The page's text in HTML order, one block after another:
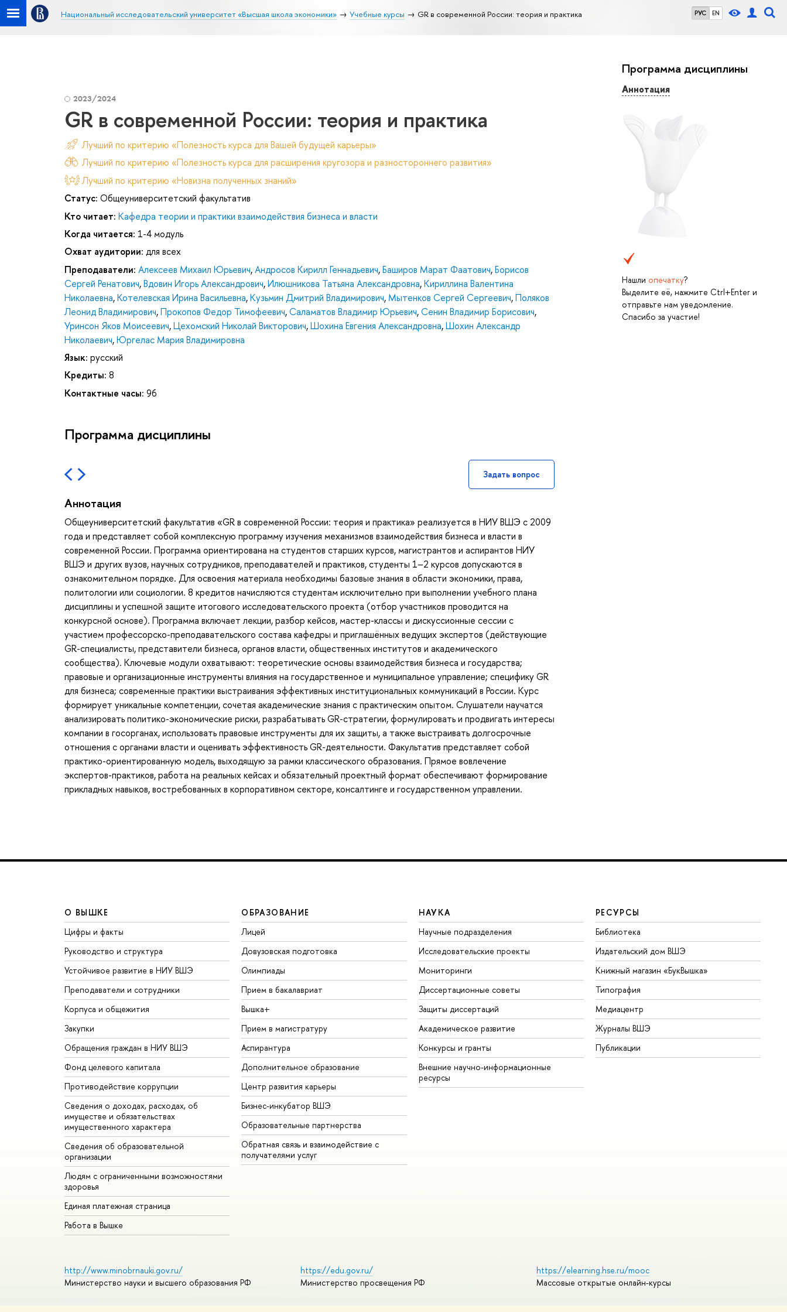
РУС EN
Национальный исследовательский университет «Высшая школа экономики» Учебные курсы GR в современной России: теория и практика
Программа дисциплины
Аннотация
Нашли опечатку?
Выделите её, нажмите Ctrl+Enter и
отправьте нам уведомление.
Спасибо за участие!
2023/2024
GR в современной России: теория и практика
Лучший по критерию «Полезность курса для Вашей будущей карьеры»
Лучший по критерию «Полезность курса для расширения кругозора и разностороннего развития»
Лучший по критерию «Новизна полученных знаний»
Статус: Общеуниверситетский факультатив
Кто читает: Кафедра теории и практики взаимодействия бизнеса и власти
Когда читается: 1-4 модуль
Охват аудитории: для всех
Преподаватели: Алексеев Михаил Юрьевич,Андросов Кирилл Геннадьевич,Баширов Марат Фаатович,Борисов
Сергей Ренатович,Вдовин Игорь Александрович,Илюшникова Татьяна Александровна,Кириллина Валентина
Николаевна,Котелевская Ирина Васильевна,Кузьмин Дмитрий Владимирович, Мытенков Сергей Сергеевич,Поляков
Леонид Владимирович,Прокопов Федор Тимофеевич,Саламатов Владимир Юрьевич,Сенин Владимир Борисович,
Уринсон Яков Моисеевич,Цехомский Николай Викторович,Шохина Евгения Александровна,Шохин Александр
Николаевич,Юргелас Мария Владимировна
Язык: русский
Кредиты: 8
Контактные часы: 96
Программа дисциплины
Задать вопрос
Аннотация
Общеуниверситетский факультатив «GR в современной России: теория и практика» реализуется в НИУ ВШЭ с 2009
года и представляет собой комплексную программу изучения механизмов взаимодействия бизнеса и власти в
современной России. Программа ориентирована на студентов старших курсов, магистрантов и аспирантов НИУ
ВШЭ и других вузов, научных сотрудников, преподавателей и практиков, студенты 1–2 курсов допускаются в
ознакомительном порядке. Для освоения материала необходимы базовые знания в области экономики, права,
политологии или социологии. 8 кредитов начисляются студентам исключительно при выполнении учебного плана
дисциплины и успешной защите итогового исследовательского проекта (отбор участников проводится на
конкурсной основе). Программа включает лекции, разбор кейсов, мастер-классы и дискуссионные сессии с
участием профессорско-преподавательского состава кафедры и приглашённых ведущих экспертов (действующие
GR-специалисты, представители бизнеса, органов власти, общественных институтов и академического
сообщества). Ключевые модули охватывают: теоретические основы взаимодействия бизнеса и государства;
правовые и организационные инструменты влияния на государственное и муниципальное управление; специфику GR
для бизнеса; современные практики выстраивания эффективных институциональных коммуникаций в России. Курс
формирует уникальные компетенции, сочетая академические знания с практическим опытом. Слушатели научатся
анализировать политико-экономические риски, разрабатывать GR-стратегии, формулировать и продвигать интересы
компании в госорганах, использовать правовые инструменты для их защиты, а также выстраивать долгосрочные
отношения с органами власти и оценивать эффективность GR-деятельности. Факультатив представляет собой
практико-ориентированную модель, выходящую за рамки классического образования. Прямое вовлечение
экспертов-практиков, работа на реальных кейсах и обязательный проектный формат обеспечивают формирование
прикладных навыков, востребованных в корпоративном секторе, консалтинге и государственном управлении.
О ВЫШКЕ
Цифры и факты
Руководство и структура
Устойчивое развитие в НИУ ВШЭ
Преподаватели и сотрудники
Корпуса и общежития
Закупки
Обращения граждан в НИУ ВШЭ
Фонд целевого капитала
Противодействие коррупции
Сведения о доходах, расходах, об
имуществе и обязательствах
имущественного характера
Сведения об образовательной
организации
Людям с ограниченными возможностями
здоровья
Единая платежная страница
Работа в Вышке
ОБРАЗОВАНИЕ
Лицей
Довузовская подготовка
Олимпиады
Прием в бакалавриат
Вышка+
Прием в магистратуру
Аспирантура
Дополнительное образование
Центр развития карьеры
Бизнес-инкубатор ВШЭ
Образовательные партнерства
Обратная связь и взаимодействие с
получателями услуг
НАУКА
Научные подразделения
Исследовательские проекты
Мониторинги
Диссертационные советы
Защиты диссертаций
Академическое развитие
Конкурсы и гранты
Внешние научно-информационные
ресурсы
РЕСУРСЫ
Библиотека
Издательский дом ВШЭ
Книжный магазин «БукВышка»
Типография
Медиацентр
Журналы ВШЭ
Публикации
http://www.minobrnauki.gov.ru/
Министерство науки и высшего образования РФ
https://edu.gov.ru/
Министерство просвещения РФ
https://elearning.hse.ru/mooc
Массовые открытые онлайн-курсы